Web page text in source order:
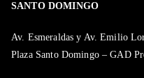
SANTO DOMINGO
Av. Esmeraldas y Av. Emilio
Plaza Santo Domingo – GAD